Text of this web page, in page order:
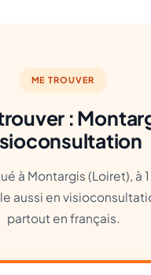
ME TROUVER
:
à Montargis (Loiret), à 1
aussi en
partout en français.